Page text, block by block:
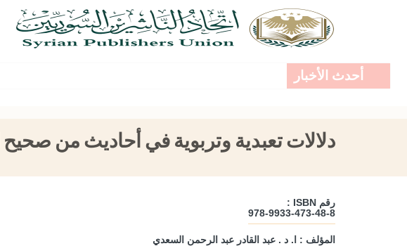
أحدث الأخبار
دلالات تعبدية وتربوية في أحاديث من صحيح
رقم ISBN :
978-9933-473-48-8
المؤلف : ا. د . عبد القادر عبد الرحمن السعدي